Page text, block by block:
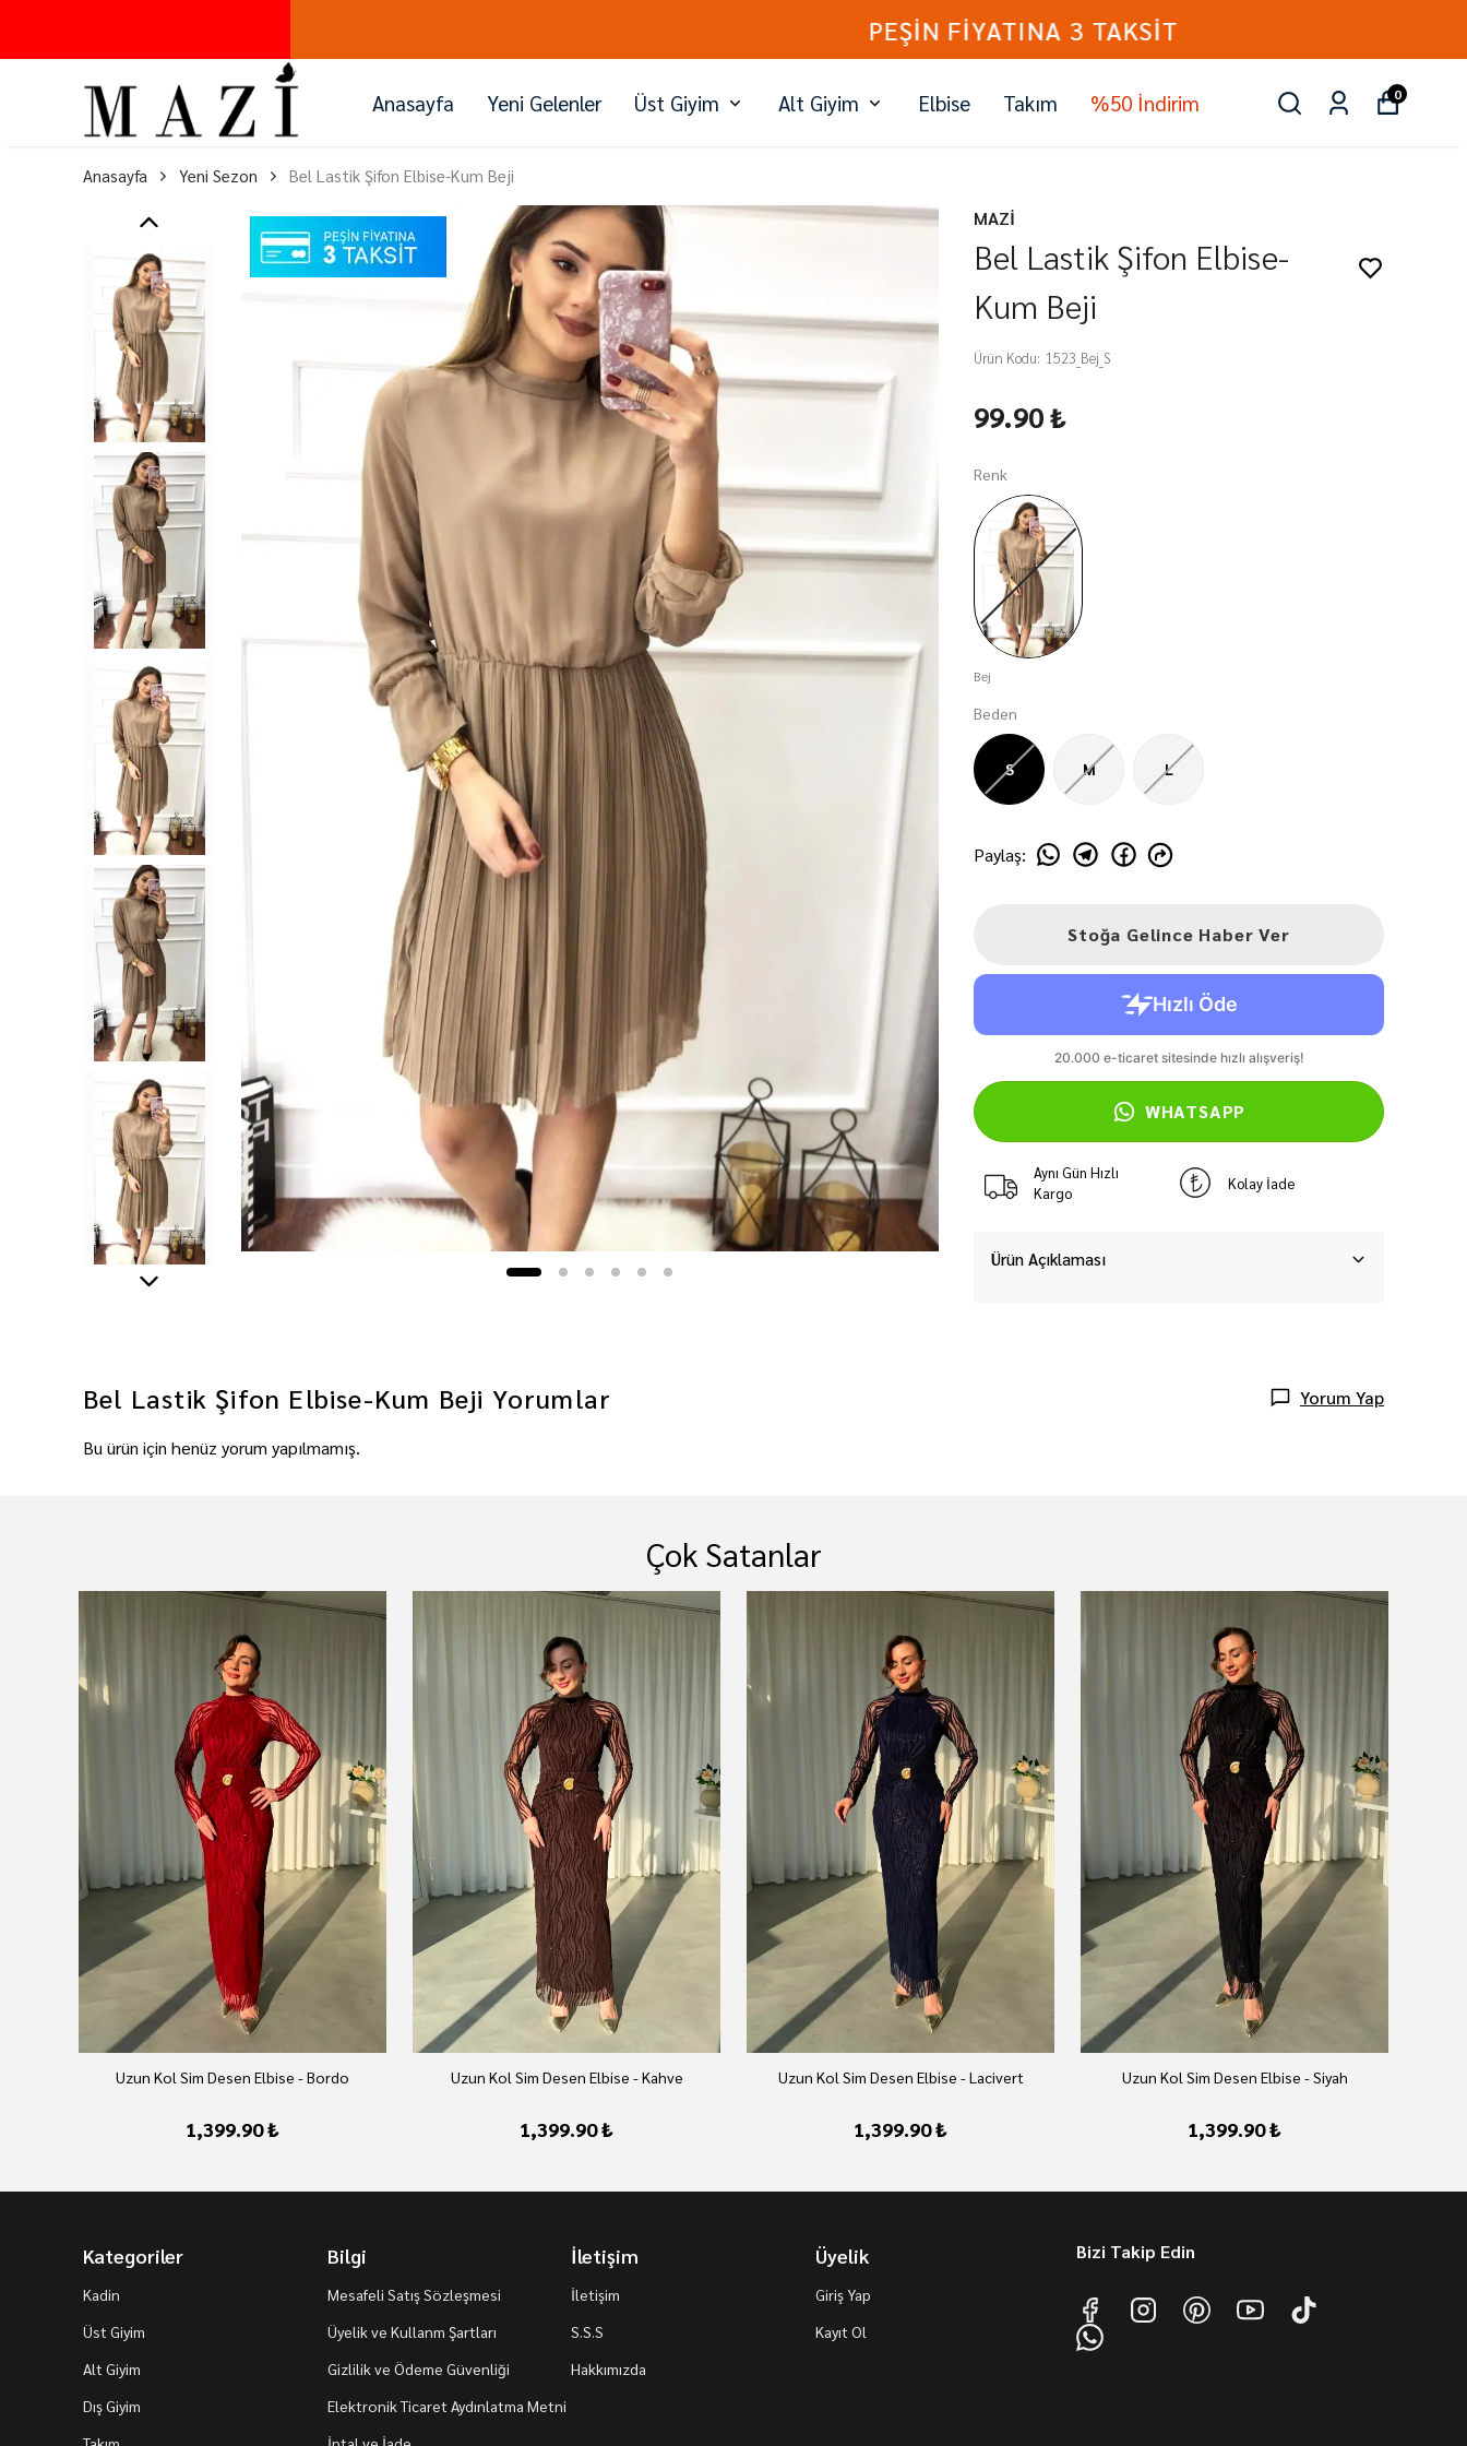
PEŞİN FİYATINA 3 TAKSİT
Anasayfa Yeni Gelenler Üst Giyim Alt Giyim Elbise Takım %50 İndirim 0
Anasayfa Yeni Sezon Bel Lastik Şifon Elbise-Kum Beji
MAZİ
Bel Lastik Şifon Elbise-
Kum Beji
Ürün Kodu: 1523_Bej_S
99.90 ₺
Renk
Bej
Beden
S M L
Paylaş:
Stoğa Gelince Haber Ver
WHATSAPP
Aynı Gün Hızlı
Kargo
Kolay İade
Ürün Açıklaması
Bel Lastik Şifon Elbise-Kum Beji Yorumlar Yorum Yap
Bu ürün için henüz yorum yapılmamış.
Çok Satanlar
Uzun Kol Sim Desen Elbise - Bordo
1,399.90 ₺
Uzun Kol Sim Desen Elbise - Kahve
1,399.90 ₺
Uzun Kol Sim Desen Elbise - Lacivert
1,399.90 ₺
Uzun Kol Sim Desen Elbise - Siyah
1,399.90 ₺
Kategoriler
Kadin
Üst Giyim
Alt Giyim
Dış Giyim
Bilgi
Mesafeli Satış Sözleşmesi
Üyelik ve Kullanm Şartları
Gizlilik ve Ödeme Güvenliği
Elektronik Ticaret Aydınlatma Metni
İletişim
İletişim
S.S.S
Hakkımızda
Üyelik
Giriş Yap
Kayıt Ol
Bizi Takip Edin